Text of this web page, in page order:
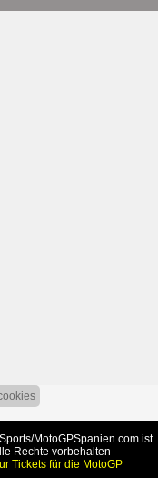
MotoGPSpanien.com ist
Rechte vorbehalten
Tickets für die MotoGP